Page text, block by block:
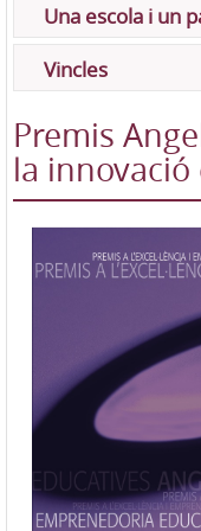
Una escola i un
Vincles
Premis
la